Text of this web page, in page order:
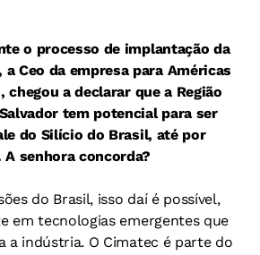
o processo de implantação da
a Ceo da empresa para Américas
chegou a declarar que a Região
tem potencial para ser
do Silício do Brasil, até por
senhora concorda?
do Brasil, isso daí é possível,
em tecnologias emergentes que
a indústria. O Cimatec é parte do